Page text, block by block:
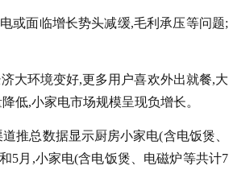
或面临增长势头减缓,毛利承压等问题;
大环境变好,更多用户喜欢外出就餐,大
低,小家电市场规模呈现负增长。
推总数据显示厨房小家电(含电饭煲、
5月,小家电(含电饭煲、电磁炉等共计7